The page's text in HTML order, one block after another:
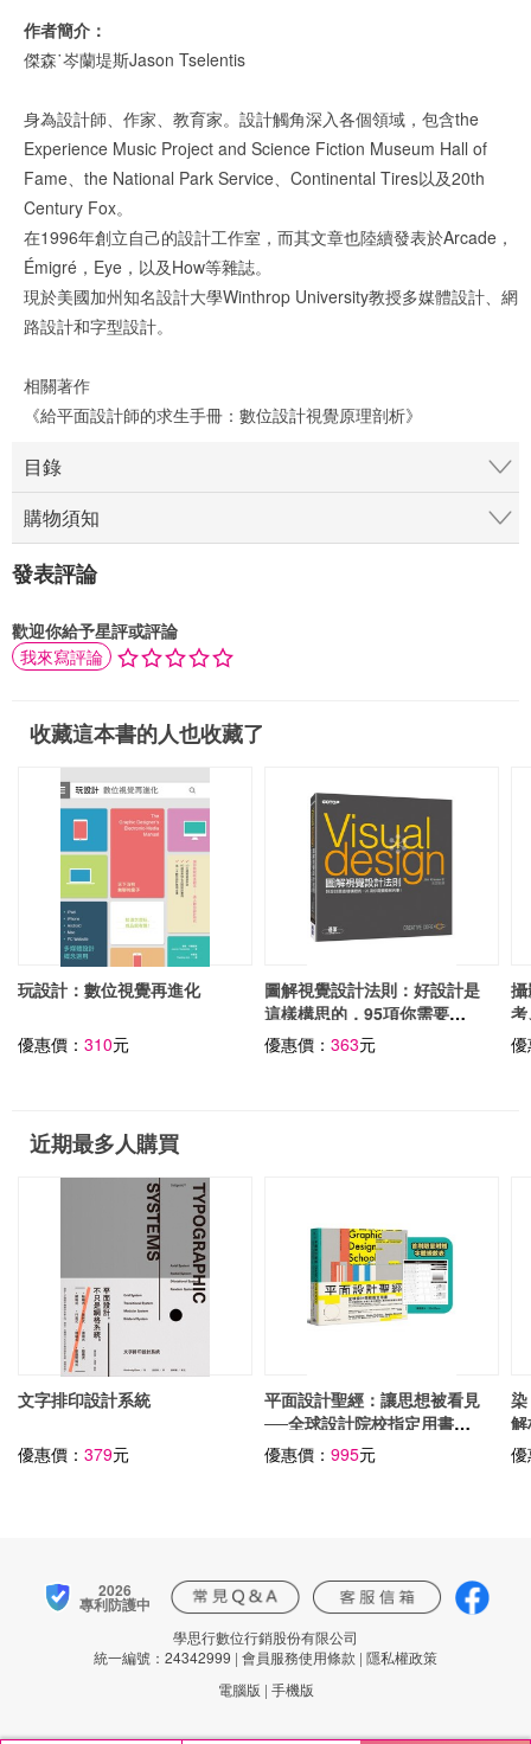
作者簡介：
傑森˙岑蘭堤斯Jason Tselentis
身為設計師、作家、教育家。設計觸角深入各個領域，包含the
Experience Music Project and Science Fiction Museum Hall of
Fame、the National Park Service、Continental Tires以及20th
Century Fox。
在1996年創立自己的設計工作室，而其文章也陸續發表於Arcade，
Émigré，Eye，以及How等雜誌。
現於美國加州知名設計大學Winthrop University教授多媒體設計、網
路設計和字型設計。
相關著作
《給平面設計師的求生手冊：數位設計視覺原理剖析》
目錄
購物須知
發表評論
歡迎你給予星評或評論
我來寫評論
收藏這本書的人也收藏了
玩設計：數位視覺再進化
優惠價： 310元
圖解視覺設計法則：好設計是
這樣構思的，95項你需要瞭
解的事！
優惠價：363元
近期最多人購買
文字排印設計系統
優惠價： 379元
平面設計聖經：讓思想被看見
──全球設計院校指定用書，
建立字型、色彩、版面、印刷
與數位媒體的核心判斷力【限
優惠價：995元
2026
專利防護中
學思行數位行銷股份有限公司
統一編號：24342999 | 會員服務使用條款 | 隱私權政策
電腦版 | 手機版